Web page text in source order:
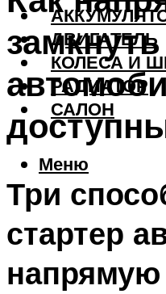
ДВИГАТЕЛЬ
КОЛЕСА И
РАДИАТОР
САЛОН
Меню
Три
стартер
напрямую